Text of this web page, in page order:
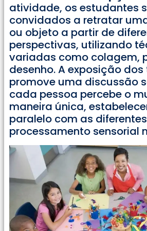
atividade, os estudantes
convidados a retratar
ou objeto a partir de
perspectivas, utilizando
variadas como colagem,
desenho. A exposição
promove uma discussão
cada pessoa percebe o
maneira única,
paralelo com as
processamento sensorial